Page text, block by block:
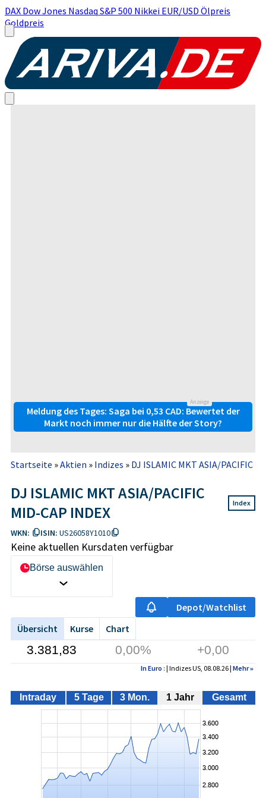
DAX Dow Jones Nasdaq S&P 500 Nikkei EUR/USD Ölpreis
Goldpreis
Anzeige
Meldung des Tages: Saga bei 0,53 CAD: Bewertet der
Markt noch immer nur die Hälfte der Story?
Startseite »Aktien » Indizes » DJ ISLAMIC MKT ASIA/PACIFIC
DJ ISLAMIC MKT ASIA/PACIFIC
MID-CAP INDEX
Index
WKN: ISIN: US26058Y1010
Keine aktuellen Kursdaten verfügbar
Börse auswählen
Depot/Watchlist
Übersicht
Kurse Chart
3.381,83 0,00% +0,00
In Euro : | Indizes US, 08.08.26 | Mehr»
Intraday 5 Tage 3 Mon. 1 Jahr Gesamt